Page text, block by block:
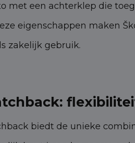
met een achterklep die
eigenschappen maken
zakelijk gebruik.
biedt de unieke